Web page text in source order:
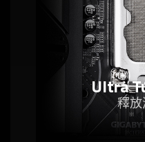
Ultra
釋